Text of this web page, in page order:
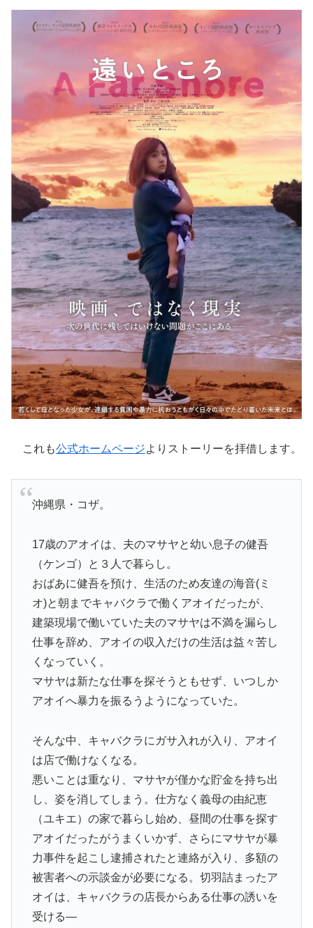
これも公式ホームページよりストーリーを拝借します。
沖縄県・コザ。
17歳のアオイは、夫のマサヤと幼い息子の健吾
（ケンゴ）と３人で暮らし。
おばあに健吾を預け、生活のため友達の海音(ミ
オ)と朝までキャバクラで働くアオイだったが、
建築現場で働いていた夫のマサヤは不満を漏らし
仕事を辞め、アオイの収入だけの生活は益々苦し
くなっていく。
マサヤは新たな仕事を探そうともせず、いつしか
アオイへ暴力を振るうようになっていた。
そんな中、キャバクラにガサ入れが入り、アオイ
は店で働けなくなる。
悪いことは重なり、マサヤが僅かな貯金を持ち出
し、姿を消してしまう。仕方なく義母の由紀恵
（ユキエ）の家で暮らし始め、昼間の仕事を探す
アオイだったがうまくいかず、さらにマサヤが暴
力事件を起こし逮捕されたと連絡が入り、多額の
被害者への示談金が必要になる。切羽詰まったア
オイは、キャバクラの店長からある仕事の誘いを
受ける―